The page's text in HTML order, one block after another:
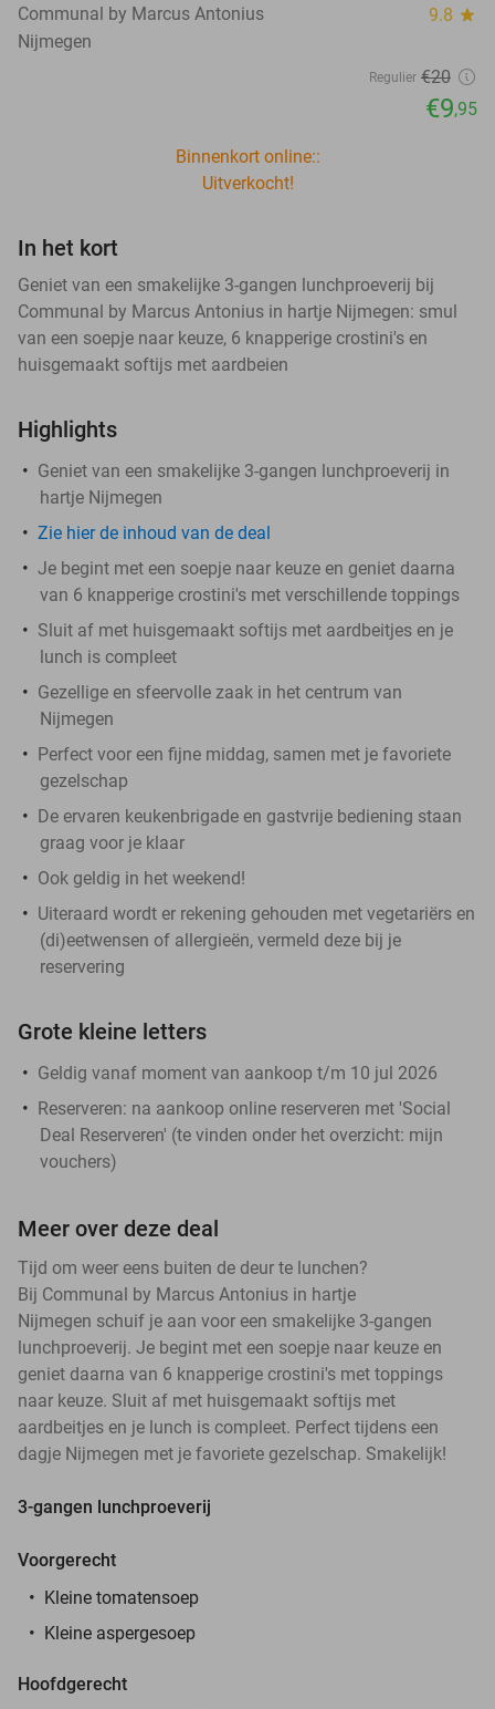
Communal by Marcus Antonius 9.8 star
Nijmegen
Regulier €20
€9,95
Binnenkort online::
Uitverkocht!
In het kort
Geniet van een smakelijke 3-gangen lunchproeverij bij
Communal by Marcus Antonius in hartje Nijmegen: smul
van een soepje naar keuze, 6 knapperige crostini's en
huisgemaakt softijs met aardbeien
Highlights
Geniet van een smakelijke 3-gangen lunchproeverij in
hartje Nijmegen
Zie hier de inhoud van de deal
Je begint met een soepje naar keuze en geniet daarna
van 6 knapperige crostini's met verschillende toppings
Sluit af met huisgemaakt softijs met aardbeitjes en je
lunch is compleet
Gezellige en sfeervolle zaak in het centrum van
Nijmegen
Perfect voor een fijne middag, samen met je favoriete
gezelschap
De ervaren keukenbrigade en gastvrije bediening staan
graag voor je klaar
Ook geldig in het weekend!
Uiteraard wordt er rekening gehouden met vegetariërs en
(di)eetwensen of allergieën, vermeld deze bij je
reservering
Grote kleine letters
Geldig vanaf moment van aankoop t/m 10 jul 2026
Reserveren: na aankoop online reserveren met 'Social
Deal Reserveren' (te vinden onder het overzicht: mijn
vouchers)
Meer over deze deal
Tijd om weer eens buiten de deur te lunchen?
Bij Communal by Marcus Antonius in hartje
Nijmegen schuif je aan voor een smakelijke 3-gangen
lunchproeverij. Je begint met een soepje naar keuze en
geniet daarna van 6 knapperige crostini's met toppings
naar keuze. Sluit af met huisgemaakt softijs met
aardbeitjes en je lunch is compleet. Perfect tijdens een
dagje Nijmegen met je favoriete gezelschap. Smakelijk!
3-gangen lunchproeverij
Voorgerecht
Kleine tomatensoep
Kleine aspergesoep
Hoofdgerecht